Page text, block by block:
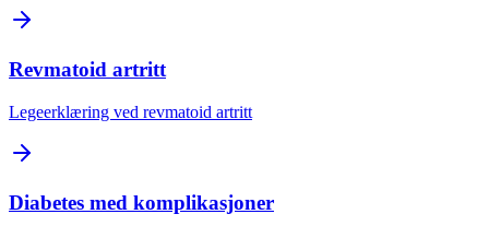
Revmatoid artritt
Legeerklæring ved revmatoid artritt
Diabetes med komplikasjoner